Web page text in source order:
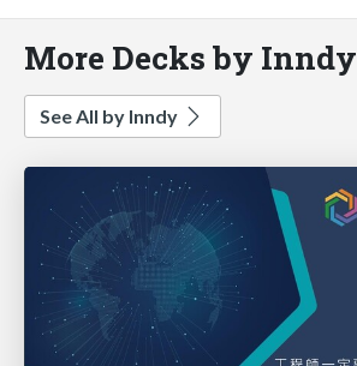
More Decks by Inndy
See All by Inndy